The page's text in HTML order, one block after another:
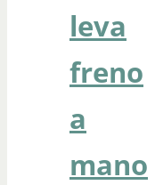
leva
freno
a
mano